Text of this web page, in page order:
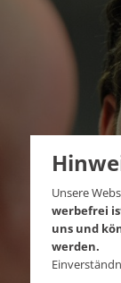
Unsere
werbefrei
uns und
werden.